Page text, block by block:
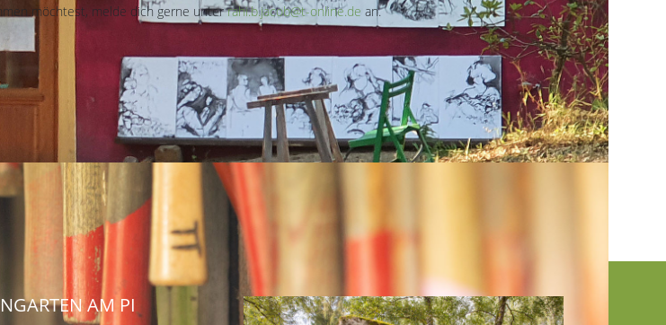
möchtest, melde dich gerne unterrahi.b.jacob@t-online.de an.
AM PI